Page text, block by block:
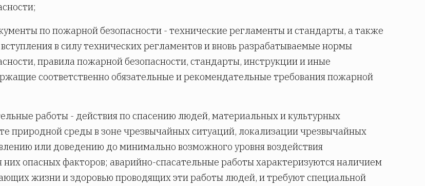
по пожарной безопасности - технические регламенты и стандарты, а также
в силу технических регламентов и вновь разрабатываемые нормы
правила пожарной безопасности, стандарты, инструкции и иные
соответственно обязательные и рекомендательные требования пожарной
работы - действия по спасению людей, материальных и культурных
природной среды в зоне чрезвычайных ситуаций, локализации чрезвычайных
или доведению до минимально возможного уровня воздействия
опасных факторов; аварийно-спасательные работы характеризуются наличием
жизни и здоровью проводящих эти работы людей, и требуют специальной